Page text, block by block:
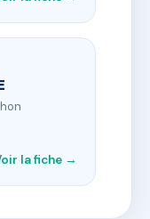
la fiche →